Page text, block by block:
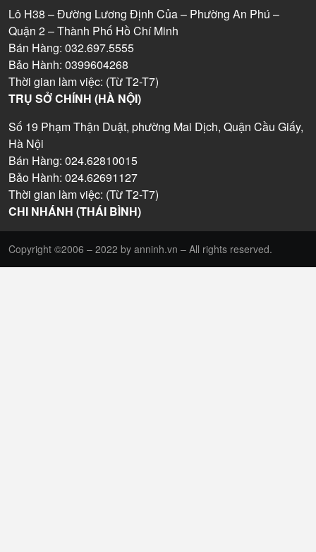
Lô H38 – Đường Lương Định Của – Phường An Phú –
Quận 2 – Thành Phố Hồ Chí Minh
Bán Hàng: 032.697.5555
Bảo Hành: 0399604268
Thời gian làm việc: (Từ T2-T7)
TRỤ SỞ CHÍNH (HÀ NỘI)
Số 19 Phạm Thận Duật, phường Mai Dịch, Quận Cầu Giấy,
Hà Nội
Bán Hàng: 024.62810015
Bảo Hành: 024.62691127
Thời gian làm việc: (Từ T2-T7)
CHI NHÁNH (THÁI BÌNH)
Copyright ©2006 – 2022 by anninh.vn – All rights reserved.